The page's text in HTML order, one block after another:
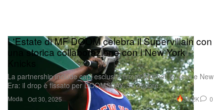
Moda
L'Estate di MF DOOM celebra il Supervillain con
una storica collaborazione con i New York
La partnership include capi esclusivi firmati Mitchell & Ness e New
Era: il drop è fissato per DOOMSDAY, 31 ottobre.
Oct 30, 2025 30.2K 0